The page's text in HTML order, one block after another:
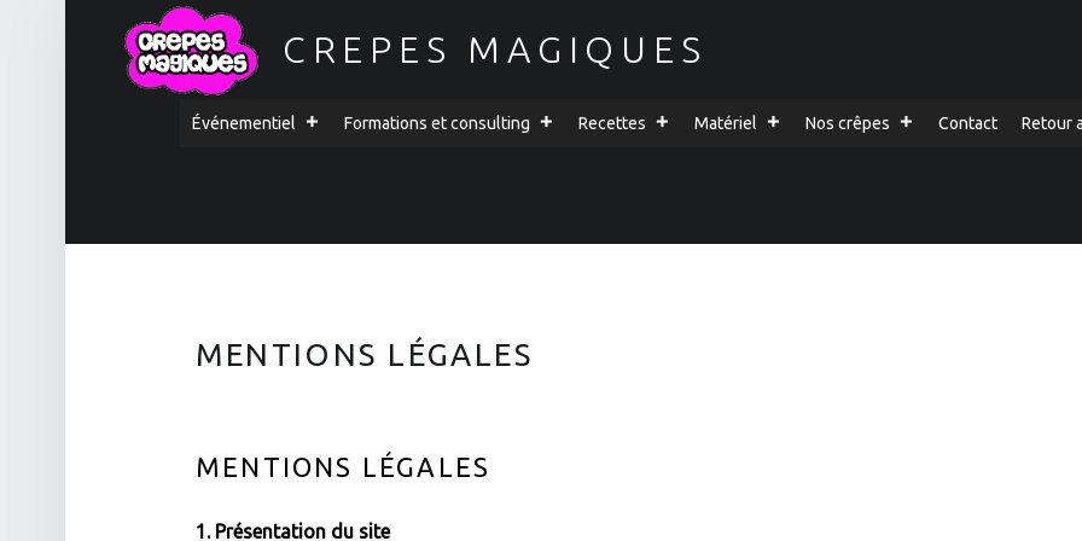
CREPES MAGIQUES
PRIMARY MENU
Événementiel Formations et consulting Recettes Matériel Nos crêpes Contact Retour
MENTIONS LÉGALES
MENTIONS LÉGALES
1. Présentation du site